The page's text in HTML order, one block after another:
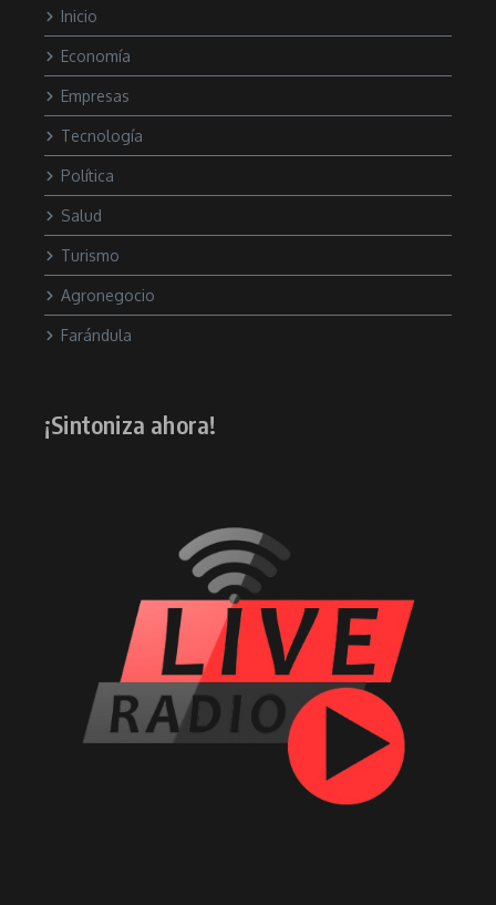
Inicio
Economía
Empresas
Tecnología
Política
Salud
Turismo
Agronegocio
Farándula
¡Sintoniza ahora!